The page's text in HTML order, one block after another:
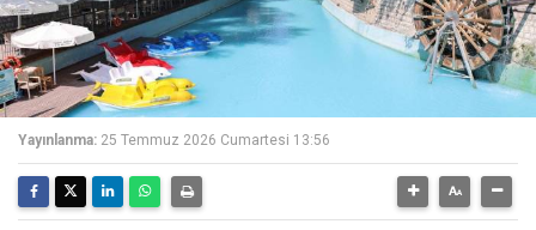
Yayınlanma: 25 Temmuz 2026 Cumartesi 13:56